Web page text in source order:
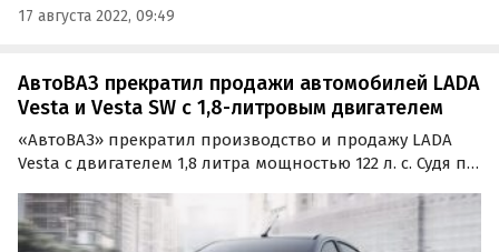
17 августа 2022, 09:49
АвтоВАЗ прекратил продажи автомобилей LADA
Vesta и Vesta SW с 1,8-литровым двигателем
«АвтоВАЗ» прекратил производство и продажу LADA
Vesta с двигателем 1,8 литра мощностью 122 л. с. Судя по
седанов и универсалов SW – у «приподнятых» версий
Cross мотор ВАЗ-21179 еще есть.